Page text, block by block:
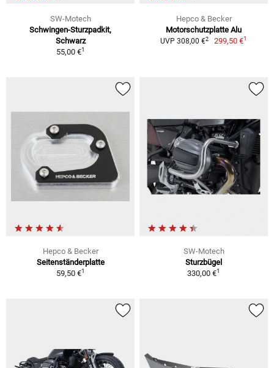
SW-Motech
Schwingen-Sturzpadkit,
Schwarz
55,00 €1
Hepco & Becker
Motorschutzplatte Alu
UVP 308,00 €2 299,50 €1
Hepco & Becker
Seitenständerplatte
59,50 €1
SW-Motech
Sturzbügel
330,00 €1